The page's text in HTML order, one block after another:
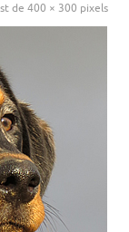
de400 × 300 pixels